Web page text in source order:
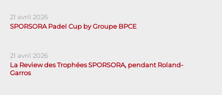
21 avril 2026
SPORSORA Padel Cup by Groupe BPCE
21 avril 2026
La Review des Trophées SPORSORA, pendant Roland-
Garros